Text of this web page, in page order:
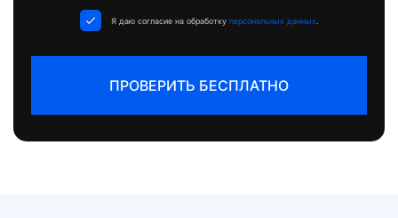
Я даю согласие на обработку персональных данных
ПРОВЕРИТЬ БЕСПЛАТНО